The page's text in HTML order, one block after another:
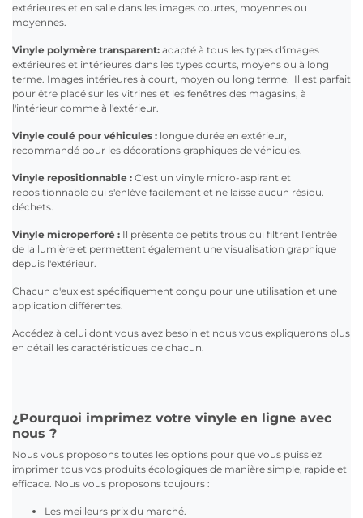
extérieures et en salle dans les images courtes, moyennes ou
moyennes.
Vinyle polymère transparent: adapté à tous les types d'images
extérieures et intérieures dans les types courts, moyens ou à long
terme. Images intérieures à court, moyen ou long terme.
Il est parfait
pour être placé sur les vitrines et les fenêtres des magasins, à
l'intérieur comme à l'extérieur.
Vinyle coulé pour véhicules : longue durée en extérieur,
recommandé pour les décorations graphiques de véhicules.
Vinyle repositionnable : C'est un vinyle micro-aspirant et
repositionnable qui s'enlève facilement et ne laisse aucun résidu.
déchets.
Vinyle microperforé : Il présente de petits trous qui filtrent l'entrée
de la lumière et permettent également une visualisation graphique
depuis l'extérieur.
Chacun d'eux est spécifiquement conçu pour une utilisation et une
application différentes.
Accédez à celui dont vous avez besoin et nous vous expliquerons plus
en détail les caractéristiques de chacun.
¿Pourquoi imprimez votre vinyle en ligne avec
nous ?
Nous vous proposons toutes les options pour que vous puissiez
imprimer tous vos produits écologiques de manière simple, rapide et
efficace. Nous vous proposons toujours :
Les meilleurs prix du marché.